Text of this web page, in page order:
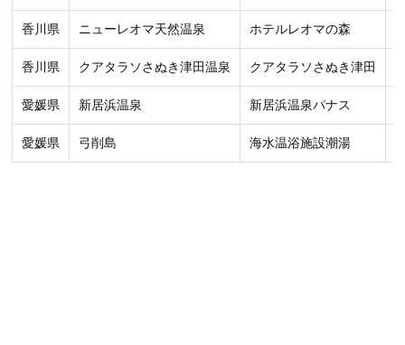
香川県 ニューレオマ天然温泉 ホテルレオマの森
香川県 クアタラソさぬき津田温泉 クアタラソさぬき津田
愛媛県 新居浜温泉 新居浜温泉パナス
愛媛県 弓削島 海水温浴施設潮湯